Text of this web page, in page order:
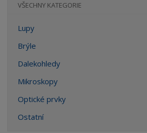
VŠECHNY KATEGORIE
Lupy
Brýle
Dalekohledy
Mikroskopy
Optické prvky
Ostatní